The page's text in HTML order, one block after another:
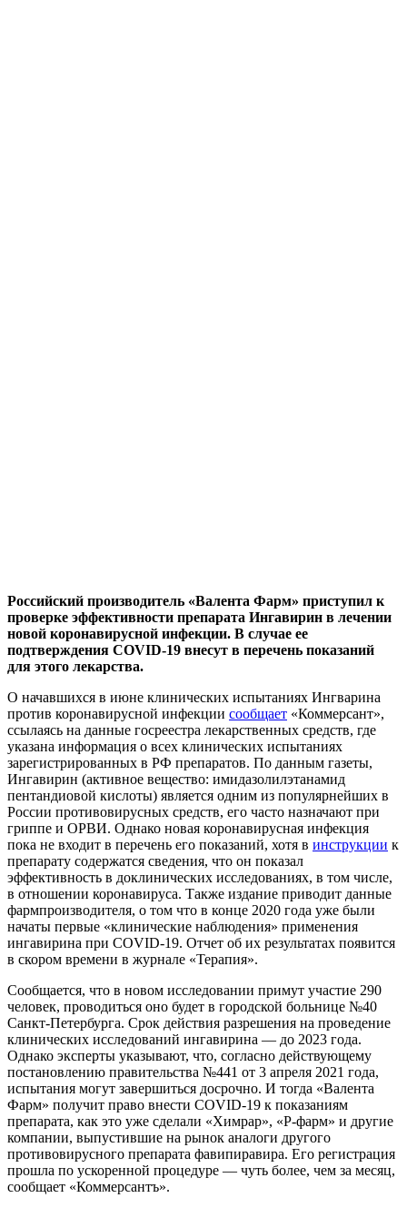
Российский производитель «Валента Фарм» приступил к
проверке эффективности препарата Ингавирин в лечении
новой коронавирусной инфекции. В случае ее
подтверждения COVID-19 внесут в перечень показаний
для этого лекарства.
О начавшихся в июне клинических испытаниях Ингварина
против коронавирусной инфекции сообщает «Коммерсант»,
ссылаясь на данные госреестра лекарственных средств, где
указана информация о всех клинических испытаниях
зарегистрированных в РФ препаратов. По данным газеты,
Ингавирин (активное вещество: имидазолилэтанамид
пентандиовой кислоты) является одним из популярнейших в
России противовирусных средств, его часто назначают при
гриппе и ОРВИ. Однако новая коронавирусная инфекция
пока не входит в перечень его показаний, хотя в инструкции к
препарату содержатся сведения, что он показал
эффективность в доклинических исследованиях, в том числе,
в отношении коронавируса. Также издание приводит данные
фармпроизводителя, о том что в конце 2020 года уже были
начаты первые «клинические наблюдения» применения
ингавирина при COVID-19. Отчет об их результатах появится
в скором времени в журнале «Терапия».
Сообщается, что в новом исследовании примут участие 290
человек, проводиться оно будет в городской больнице №40
Санкт-Петербурга. Срок действия разрешения на проведение
клинических исследований ингавирина — до 2023 года.
Однако эксперты указывают, что, согласно действующему
постановлению правительства №441 от 3 апреля 2021 года,
испытания могут завершиться досрочно. И тогда «Валента
Фарм» получит право внести COVID-19 к показаниям
препарата, как это уже сделали «Химрар», «Р-фарм» и другие
компании, выпустившие на рынок аналоги другого
противовирусного препарата фавипиравира. Его регистрация
прошла по ускоренной процедуре — чуть более, чем за месяц,
сообщает «Коммерсантъ».